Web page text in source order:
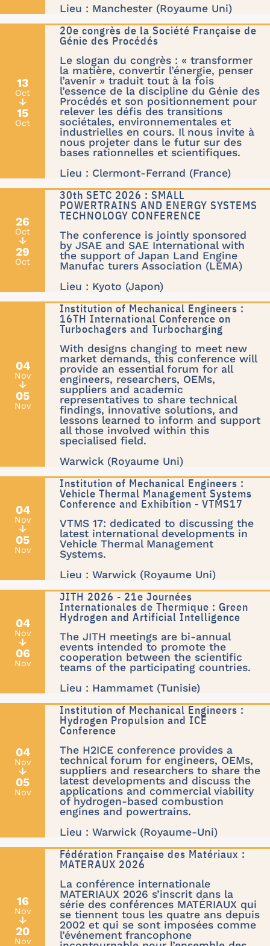
Lieu : Manchester (Royaume Uni)
13
Oct
↓
15
Oct
20e congrès de la Société Française de
Génie des Procédés
Le slogan du congrès : « transformer
la matière, convertir l’énergie, penser
l’avenir » traduit tout à la fois
l’essence de la discipline du Génie des
Procédés et son positionnement pour
relever les défis des transitions
sociétales, environnementales et
industrielles en cours. Il nous invite à
nous projeter dans le futur sur des
bases rationnelles et scientifiques.
Lieu : Clermont-Ferrand (France)
26
Oct
↓
29
Oct
30th SETC 2026 : SMALL
POWERTRAINS AND ENERGY SYSTEMS
TECHNOLOGY CONFERENCE
The conference is jointly sponsored
by JSAE and SAE International with
the support of Japan Land Engine
Manufac turers Association (LEMA)
Lieu : Kyoto (Japon)
04
Nov
↓
05
Nov
Institution of Mechanical Engineers :
16TH International Conference on
Turbochagers and Turbocharging
With designs changing to meet new
market demands, this conference will
provide an essential forum for all
engineers, researchers, OEMs,
suppliers and academic
representatives to share technical
findings, innovative solutions, and
lessons learned to inform and support
all those involved within this
specialised field.
Warwick (Royaume Uni)
04
Nov
↓
05
Nov
Institution of Mechanical Engineers :
Vehicle Thermal Management Systems
Conference and Exhibition - VTMS17
VTMS 17: dedicated to discussing the
latest international developments in
Vehicle Thermal Management
Systems.
Lieu : Warwick (Royaume Uni)
04
Nov
↓
06
Nov
JITH 2026 - 21e Journées
Internationales de Thermique : Green
Hydrogen and Artificial Intelligence
The JITH meetings are bi-annual
events intended to promote the
cooperation between the scientific
teams of the participating countries.
Lieu : Hammamet (Tunisie)
04
Nov
↓
05
Nov
Institution of Mechanical Engineers :
Hydrogen Propulsion and ICE
Conference
The H2ICE conference provides a
technical forum for engineers, OEMs,
suppliers and researchers to share the
latest developments and discuss the
applications and commercial viability
of hydrogen-based combustion
engines and powertrains.
Lieu : Warwick (Royaume-Uni)
16
Nov
↓
20
Nov
Fédération Française des Matériaux :
MATERAUX 2026
La conférence internationale
MATERIAUX 2026 s’inscrit dans la
série des conférences MATÉRIAUX qui
se tiennent tous les quatre ans depuis
2002 et qui se sont imposées comme
l’événement francophone